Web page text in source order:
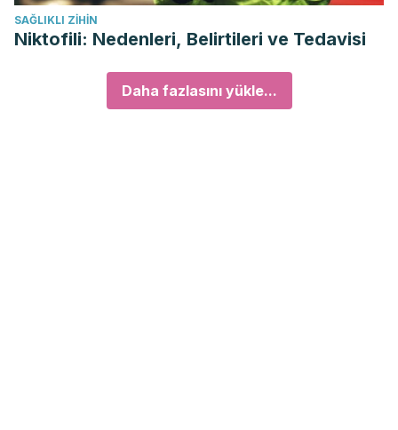
SAĞLIKLI ZIHIN
Niktofili: Nedenleri, Belirtileri ve Tedavisi
Daha fazlasını yükle...